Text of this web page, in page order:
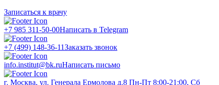
Записаться к врачу
+7 985 311-50-00Написать в Telegram
+7 (499) 148-36-11Заказать звонок
info.institut@bk.ruНаписать письмо
г. Москва, ул. Генерала Ермолова д.8 Пн-Пт 8:00-21:00, Сб